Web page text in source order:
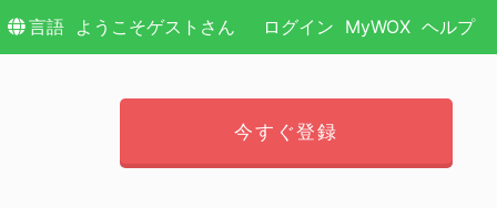
言語 ようこそゲストさん ログイン MyWOX ヘルプ
今すぐ登録